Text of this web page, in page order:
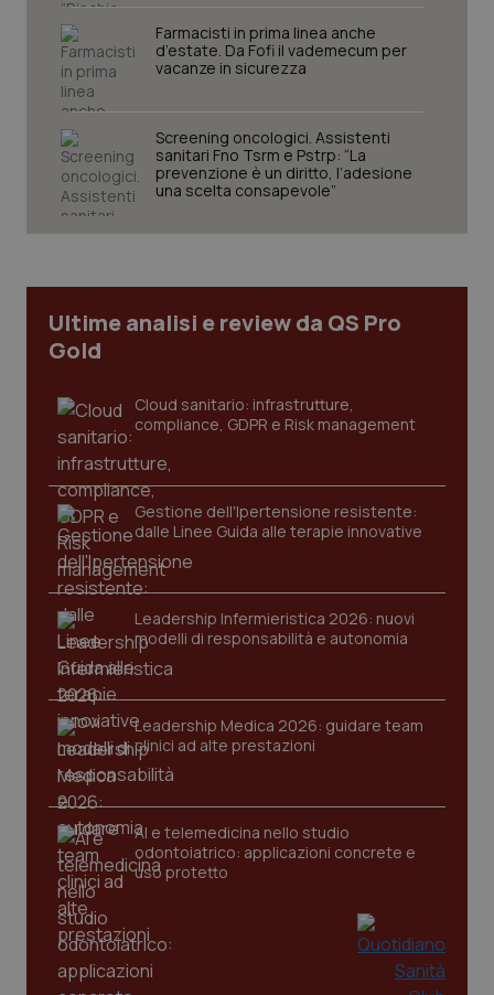
Farmacisti in prima linea anche
d’estate. Da Fofi il vademecum per
vacanze in sicurezza
Screening oncologici. Assistenti
sanitari Fno Tsrm e Pstrp: “La
prevenzione è un diritto, l’adesione
una scelta consapevole”
Ultime analisi e review da QS Pro
Gold
Cloud sanitario: infrastrutture,
compliance, GDPR e Risk management
Gestione dell'Ipertensione resistente:
dalle Linee Guida alle terapie innovative
Leadership Infermieristica 2026: nuovi
modelli di responsabilità e autonomia
Leadership Medica 2026: guidare team
clinici ad alte prestazioni
AI e telemedicina nello studio
odontoiatrico: applicazioni concrete e
uso protetto
Necessari Statistici Marketing
I cookie necessari contribuiscono a rendere fruibile il
sito web abilitandone funzionalità di base quali la
navigazione sulle pagine e l'accesso alle aree
.youtube.com
CookieScriptConsent
tracking-sites-ironfish-
www.quotidianosanita.it